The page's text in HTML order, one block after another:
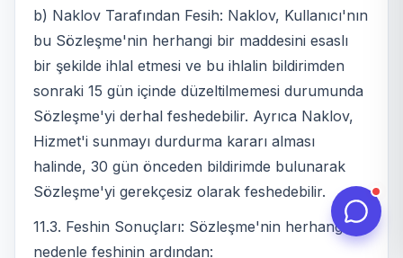
b) Naklov Tarafından Fesih: Naklov, Kullanıcı'nın
bu Sözleşme'nin herhangi bir maddesini esaslı
bir şekilde ihlal etmesi ve bu ihlalin bildirimden
sonraki 15 gün içinde düzeltilmemesi durumunda
Sözleşme'yi derhal feshedebilir. Ayrıca Naklov,
Hizmet'i sunmayı durdurma kararı alması
halinde, 30 gün önceden bildirimde bulunarak
Sözleşme'yi gerekçesiz olarak feshedebilir.
11.3. Feshin Sonuçları: Sözleşme'nin herhangi bir
nedenle feshinin ardından: